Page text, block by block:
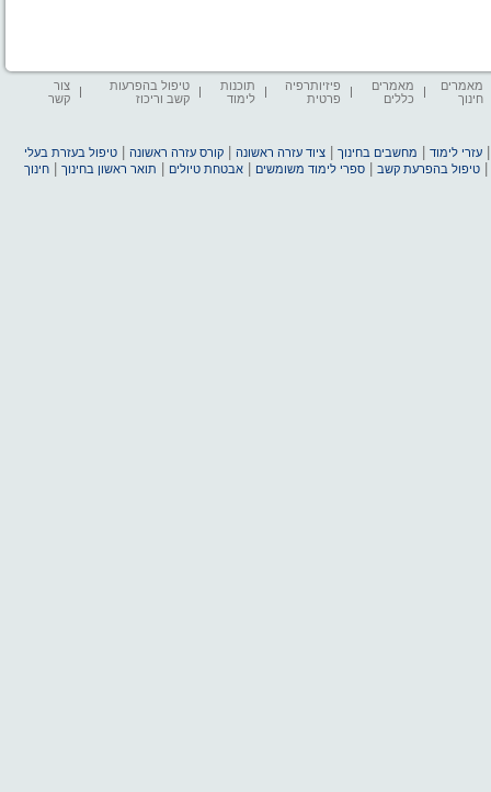
מאמרים
חינוך
מאמרים
כללים
פיזיותרפיה
פרטית
תוכנות
לימוד
טיפול בהפרעות
קשב וריכוז
צור
קשר
עזרי לימוד מחשבים בחינוך |ציוד עזרה ראשונה |קורס עזרה ראשונה |טיפול בעזרת בעלי
|טיפול בהפרעת קשב |ספרי לימוד משומשים |אבטחת טיולים תואר ראשון בחינוך |חינוך